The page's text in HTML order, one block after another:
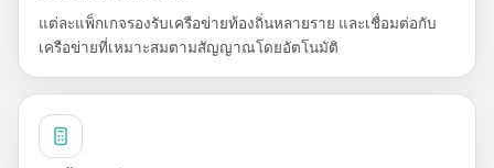
แต่ละแพ็กเกจรองรับเครือข่ายท้องถิ่นหลายราย และเชื่อมต่อกับ
เครือข่ายที่เหมาะสมตามสัญญาณโดยอัตโนมัติ